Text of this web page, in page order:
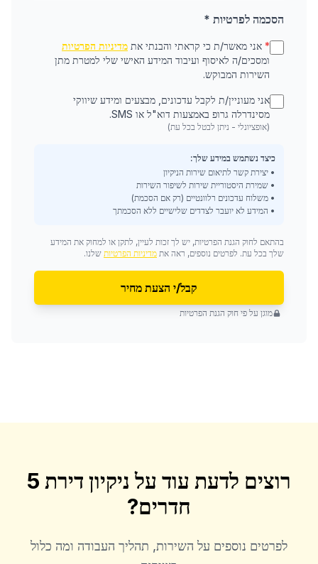
הסכמה לפרטיות *
* אני מאשר/ת כי קראתי והבנתי את מדיניות הפרטיות
ומסכים/ה לאיסוף ועיבוד המידע האישי שלי למטרת מתן
השירות המבוקש.
אני מעוניין/ת לקבל עדכונים, מבצעים ומידע שיווקי
מסינדרלה גרופ באמצעות דוא"ל או SMS.
(אופציונלי - ניתן לבטל בכל עת)
כיצד נשתמש במידע שלך:
• יצירת קשר לתיאום שירות הניקיון
• שמירת היסטוריית שירות לשיפור השירות
• משלוח עדכונים רלוונטיים (רק אם הסכמת)
• המידע לא יועבר לצדדים שלישיים ללא הסכמתך
בהתאם לחוק הגנת הפרטיות, יש לך זכות לעיין, לתקן או למחוק את המידע
שלך בכל עת. לפרטים נוספים, ראה את מדיניות הפרטיות שלנו.
קבל/י הצעת מחיר
מוגן על פי חוק הגנת הפרטיות
רוצים לדעת עוד על
ניקיון דירת 5
חדרים?
לפרטים נוספים על השירות, תהליך העבודה ומה כלול